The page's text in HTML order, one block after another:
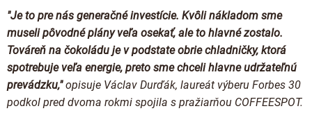
Čokoládové náradie
Obalené v čokoláde
Raňajkové kaše
Káva - Coffeespot
Valentínske čokolády
Vianočné čokolády
Späť do školy
Darčekové poukážky
Kakaová hmota
Čokoládové nápoje
Kakaové nibsy
Kokosový cukor
"Je to pre nás generačné investície. Kvôli nákladom sme
museli pôvodné plány veľa osekať, ale to hlavné zostalo.
Továreň na čokoládu je v podstate obrie chladničky, ktorá
spotrebuje veľa energie, preto sme chceli hlavne udržateľnú
prevádzku,"opisuje Václav Durďák, laureát výberu Forbes 30
podkol pred dvoma rokmi spojila s pražiarňou COFFEESPOT.